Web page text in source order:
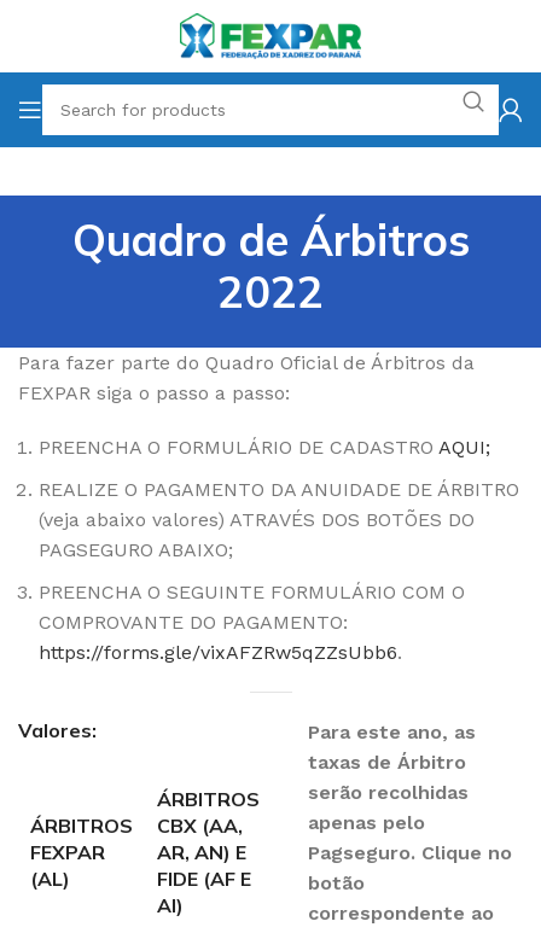
Quadro de Árbitros
2022
Para fazer parte do Quadro Oficial de Árbitros da
FEXPAR siga o passo a passo:
PREENCHA O FORMULÁRIO DE CADASTRO AQUI;
REALIZE O PAGAMENTO DA ANUIDADE DE ÁRBITRO
(veja abaixo valores) ATRAVÉS DOS BOTÕES DO
PAGSEGURO ABAIXO;
PREENCHA O SEGUINTE FORMULÁRIO COM O
COMPROVANTE DO PAGAMENTO:
https://forms.gle/vixAFZRw5qZZsUbb6.
Valores:
ÁRBITROS
FEXPAR
(AL)
ÁRBITROS
CBX (AA,
AR, AN) E
FIDE (AF E
AI)
Para este ano, as
taxas de Árbitro
serão recolhidas
apenas pelo
Pagseguro. Clique no
botão
correspondente ao